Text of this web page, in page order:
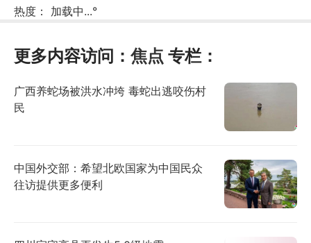
热度： 加载中...°
更多内容访问： 焦点 专栏：
广西养蛇场被洪水冲垮 毒蛇出逃咬伤村
民
中国外交部：希望北欧国家为中国民众
往访提供更多便利